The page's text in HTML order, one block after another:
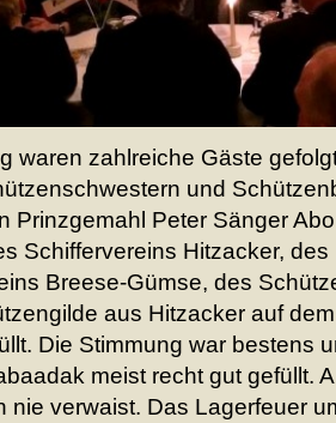
waren zahlreiche Gäste
und
Prinzgemahl Peter Sänger
Schiffervereins Hitzacker,
Breese-Gümse, des
aus Hitzacker auf
Die Stimmung war bestens
meist recht gut gefüllt.
nie verwaist. Das Lagerfeuer